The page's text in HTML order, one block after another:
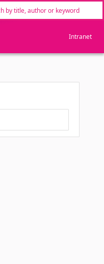
Intranet